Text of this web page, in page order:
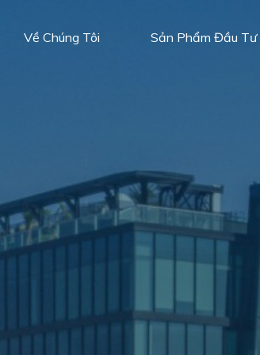
Về Chúng Tôi Sản Phẩm Đầu Tư